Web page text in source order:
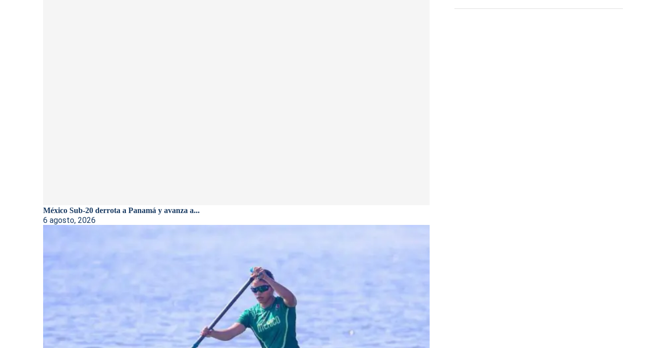
México Sub-20 derrota a Panamá y avanza a...
6 agosto, 2026